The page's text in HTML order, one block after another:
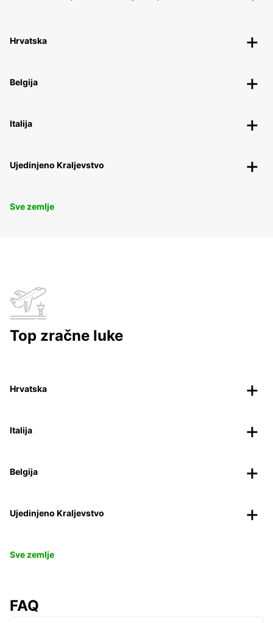
Hrvatska
Belgija
Italija
Ujedinjeno Kraljevstvo
Sve zemlje
Top zračne luke
Hrvatska
Italija
Belgija
Ujedinjeno Kraljevstvo
Sve zemlje
FAQ